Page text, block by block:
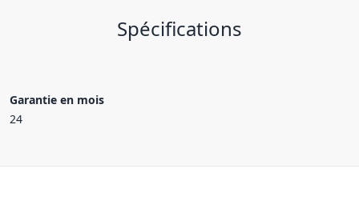
Spécifications
Garantie en mois
24